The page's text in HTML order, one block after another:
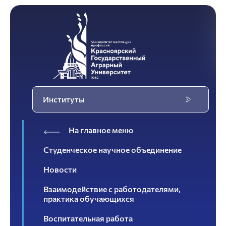
Институты
На главное меню
Студенческое научное объединение
Новости
Взаимодействие с работодателями,
практика обучающихся
Воспитательная работа